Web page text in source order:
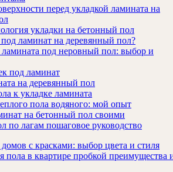
перед укладкой ламината на
укладки на бетонный пол
ламинат на деревянный пол?
под неровный пол: выбор и
под ламинат
на деревянный пол
к укладке ламината
пола водяного: мой опыт
на бетонный пол своими
по лагам пошаговое руководство
с красками: выбор цвета и стиля
пола в квартире пробкой преимущества